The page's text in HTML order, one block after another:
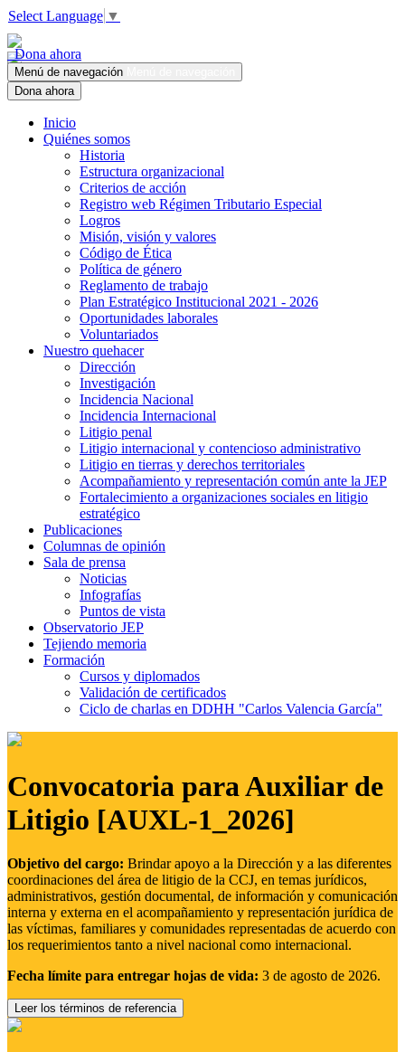
Select Language ▼
Dona ahora
Menú de navegación
Dona ahora
Inicio
Quiénes somos
Historia
Estructura organizacional
Criterios de acción
Registro web Régimen Tributario Especial
Logros
Misión, visión y valores
Código de Ética
Política de género
Reglamento de trabajo
Plan Estratégico Institucional 2021 - 2026
Oportunidades laborales
Voluntariados
Nuestro quehacer
Dirección
Investigación
Incidencia Nacional
Incidencia Internacional
Litigio penal
Litigio internacional y contencioso administrativo
Litigio en tierras y derechos territoriales
Acompañamiento y representación común ante la JEP
Fortalecimiento a organizaciones sociales en litigio
estratégico
Publicaciones
Columnas de opinión
Sala de prensa
Noticias
Infografías
Puntos de vista
Observatorio JEP
Tejiendo memoria
Formación
Cursos y diplomados
Validación de certificados
Ciclo de charlas en DDHH "Carlos Valencia García"
Convocatoria para Auxiliar de
Litigio [AUXL-1_2026]
Objetivo del cargo: Brindar apoyo a la Dirección y a las diferentes
coordinaciones del área de litigio de la CCJ, en temas jurídicos,
administrativos, gestión documental, de información y comunicación
interna y externa en el acompañamiento y representación jurídica de
las víctimas, familiares y comunidades representadas de acuerdo con
los requerimientos tanto a nivel nacional como internacional.
Fecha límite para entregar hojas de vida: 3 de agosto de 2026.
Leer los términos de referencia